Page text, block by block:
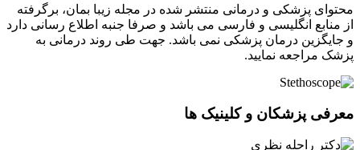
محتوای پزشکی و درمانی منتشر شده در مجله زیبا بمان، برگرفته
از منابع انگلیسی و فارسی می باشد و صرفا جنبه اطلاع رسانی دارد
و جایگزین درمان پزشکی نمی باشد. جهت طی روند درمانی به
پزشک مراجعه نمایید.
معرفی پزشکان و کلینیک ها